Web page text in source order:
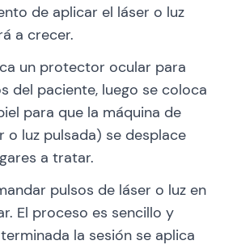
de aplicar el láser o luz
a crecer.
un protector ocular para
del paciente, luego se coloca
para que la máquina de
o luz pulsada) se desplace
a tratar.
pulsos de láser o luz en
El proceso es sencillo y
la sesión se aplica